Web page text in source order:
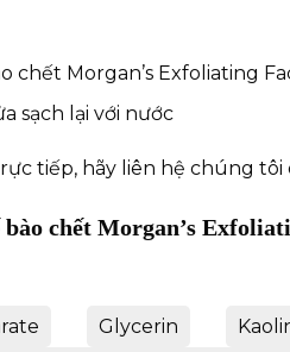
chết Morgan’s Exfoliating
sạch lại với nước
tiếp, hãy liên hệ chúng tôi
chết Morgan’s
Glycerin